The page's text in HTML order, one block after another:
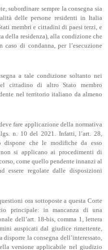
subordinare sempre la consegna sia
delle persone residenti in Italia
membri e cittadini di paesi terzi, e
della residenza), alla condizione che
di condanna, per l’esecuzione
a tale condizione soltanto nei
cittadino di altro Stato membro
nel territorio italiano da almeno
fare applicazione della normativa
n. 10 del 2021. Infatti, l’art. 28,
che le modifiche da esso
si applicano ai procedimenti di
come quello pendente innanzi al
essere regolate dalle disposizioni
ora sottoposte a questa Corte
principale: in mancanza di una
dell’art. 18-bis, comma 1, lettera
auspicati dal giudice rimettente,
la consegna dell’interessato,
versione applicabile nel giudizio